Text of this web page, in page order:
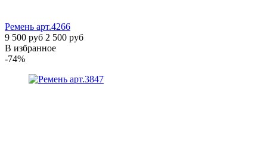
Ремень арт.4266
9 500 руб 2 500 руб
В избранное
-74%